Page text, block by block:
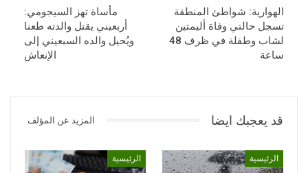
الهوارية: شواطئ المنطقة
تسجل حالتي وفاة أليمتين
لشاب وطفلة في ظرف 48
ساعة
مأساة تهز السيجومي:
أربعيني يقتل والدته طعنا
ويُحيل والده السبعيني إلى
الإنعاش
قد يعجبك ايضا المزيد عن المؤلف
الرئيسية الرئيسية